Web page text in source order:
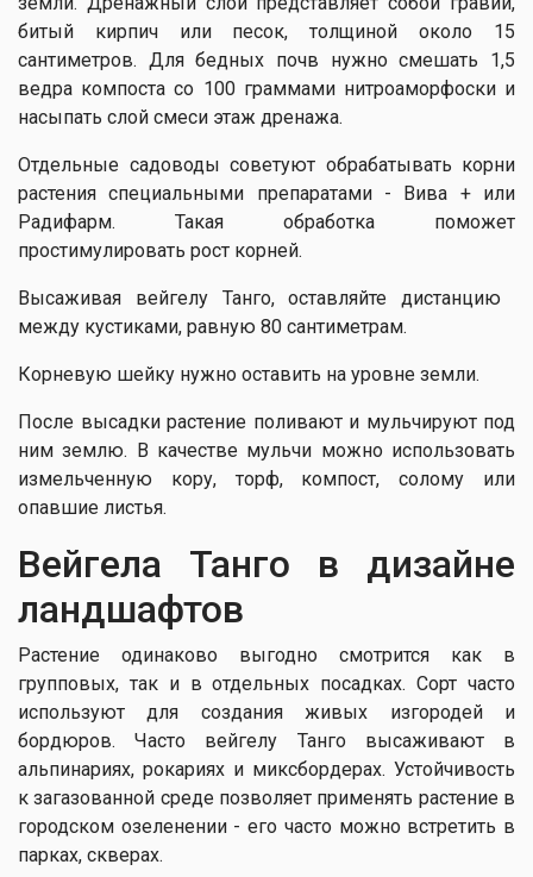
битый кирпич или песок, толщиной около 15
сантиметров. Для бедных почв нужно смешать 1,5
ведра компоста со 100 граммами нитроаморфоски и
насыпать слой смеси этаж дренажа.
Отдельные садоводы советуют обрабатывать корни
растения специальными препаратами - Вива + или
Радифарм. Такая обработка поможет
простимулировать рост корней.
Высаживая вейгелу Танго, оставляйте дистанцию ​​
между кустиками, равную 80 сантиметрам.
Корневую шейку нужно оставить на уровне земли.
После высадки растение поливают и мульчируют под
ним землю. В качестве мульчи можно использовать
измельченную кору, торф, компост, солому или
опавшие листья.
Вейгела Танго в дизайне
ландшафтов
Растение одинаково выгодно смотрится как в
групповых, так и в отдельных посадках. Сорт часто
используют для создания живых изгородей и
бордюров. Часто вейгелу Танго высаживают в
альпинариях, рокариях и миксбордерах. Устойчивость
к загазованной среде позволяет применять растение в
городском озеленении - его часто можно встретить в
парках, скверах.